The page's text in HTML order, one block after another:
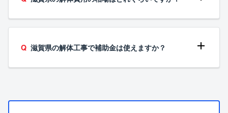
滋賀県の解体工事で補助金は使えますか？